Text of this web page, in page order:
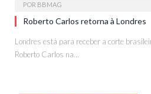
POR BBMAG
Roberto Carlos retorna à Londres
Londres está para receber a corte
Roberto Carlos na…